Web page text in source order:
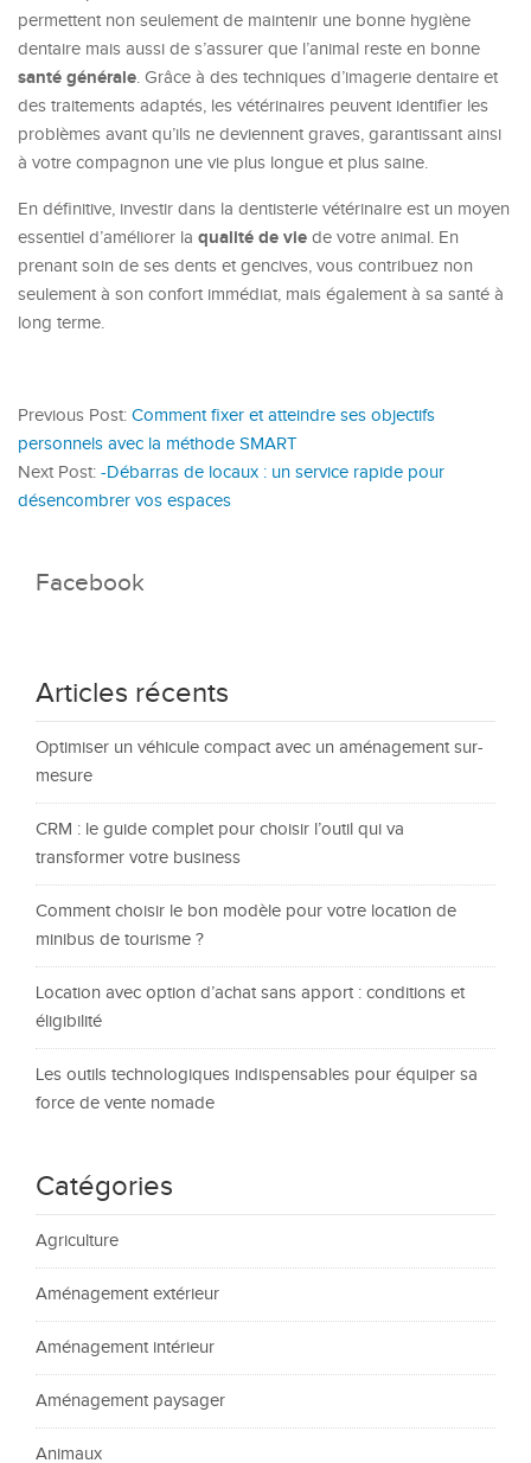
permettent non seulement de maintenir une bonne hygiène
dentaire mais aussi de s’assurer que l’animal reste en bonne
santé générale. Grâce à des techniques d’imagerie dentaire et
des traitements adaptés, les vétérinaires peuvent identifier les
problèmes avant qu’ils ne deviennent graves, garantissant ainsi
à votre compagnon une vie plus longue et plus saine.
En définitive, investir dans la dentisterie vétérinaire est un moyen
essentiel d’améliorer la qualité de vie de votre animal. En
prenant soin de ses dents et gencives, vous contribuez non
seulement à son confort immédiat, mais également à sa santé à
long terme.
Previous Post: Comment fixer et atteindre ses objectifs
personnels avec la méthode SMART
Next Post: -Débarras de locaux : un service rapide pour
désencombrer vos espaces
Facebook
Articles récents
Optimiser un véhicule compact avec un aménagement sur-
mesure
CRM : le guide complet pour choisir l’outil qui va
transformer votre business
Comment choisir le bon modèle pour votre location de
minibus de tourisme ?
Location avec option d’achat sans apport : conditions et
éligibilité
Les outils technologiques indispensables pour équiper sa
force de vente nomade
Catégories
Agriculture
Aménagement extérieur
Aménagement intérieur
Aménagement paysager
Animaux